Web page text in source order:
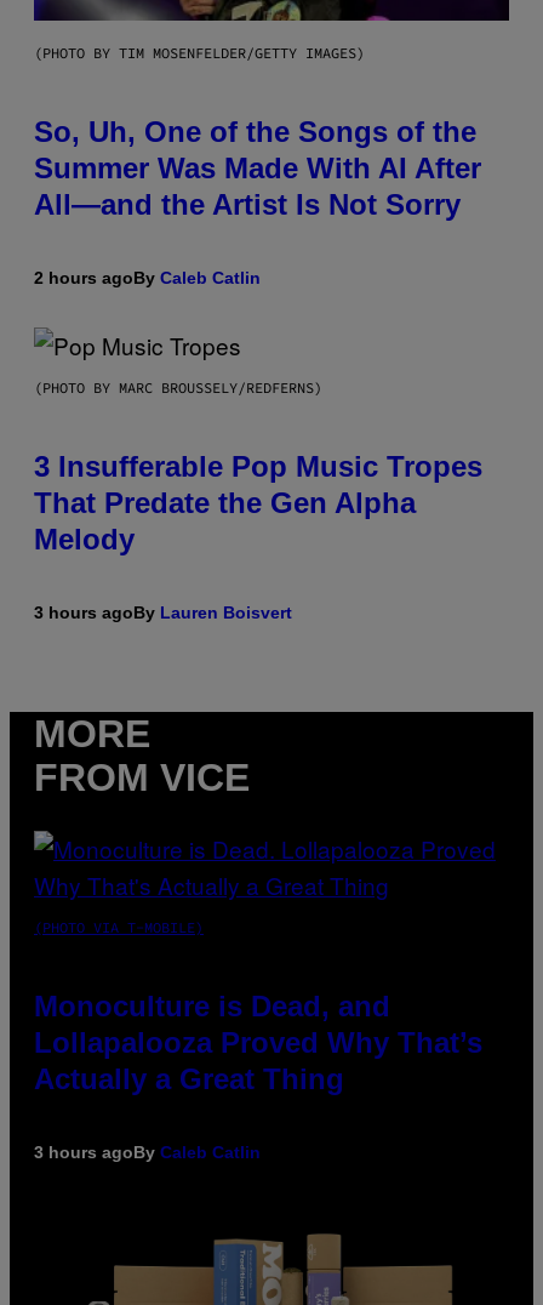
(PHOTO BY TIM MOSENFELDER/GETTY IMAGES)
So, Uh, One of the Songs of the
Summer Was Made With AI After
All—and the Artist Is Not Sorry
2 hours agoBy Caleb Catlin
(PHOTO BY MARC BROUSSELY/REDFERNS)
3 Insufferable Pop Music Tropes
That Predate the Gen Alpha
Melody
3 hours agoBy Lauren Boisvert
MORE
FROM VICE
(PHOTO VIA T-MOBILE)
Monoculture is Dead, and
Lollapalooza Proved Why That’s
Actually a Great Thing
3 hours agoBy Caleb Catlin